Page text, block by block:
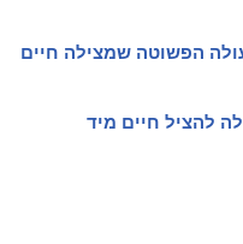
הפשוטה שמצילה חיים
להציל חיים מיד